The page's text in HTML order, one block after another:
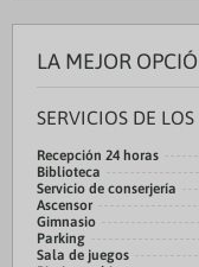
LA MEJOR
SERVICIOS DE
Recepción 24 horas
Biblioteca
Servicio de conserjería
Ascensor
Gimnasio
Parking
Sala de juegos